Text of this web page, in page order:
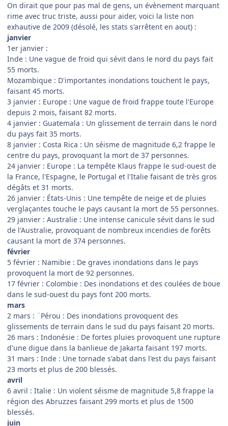
On dirait que pour pas mal de gens, un évènement marquant
rime avec truc triste, aussi pour aider, voici la liste non
exhautive de 2009 (désolé, les stats s'arrêtent en aout) :
janvier
1er janvier :
Inde : Une vague de froid qui sévit dans le nord du pays fait
55 morts.
Mozambique : D'importantes inondations touchent le pays,
faisant 45 morts.
3 janvier : Europe : Une vague de froid frappe toute l'Europe
depuis 2 mois, faisant 82 morts.
4 janvier : Guatemala : Un glissement de terrain dans le nord
du pays fait 35 morts.
8 janvier : Costa Rica : Un séisme de magnitude 6,2 frappe le
centre du pays, provoquant la mort de 37 personnes.
24 janvier : Europe : La tempête Klaus frappe le sud-ouest de
la France, l'Espagne, le Portugal et l'Italie faisant de très gros
dégâts et 31 morts.
26 janvier : États-Unis : Une tempête de neige et de pluies
verglaçantes touche le pays causant la mort de 55 personnes.
29 janvier : Australie : Une intense canicule sévit dans le sud
de l'Australie, provoquant de nombreux incendies de forêts
causant la mort de 374 personnes.
février
5 février : Namibie : De graves inondations dans le pays
provoquent la mort de 92 personnes.
17 février : Colombie : Des inondations et des coulées de boue
dans le sud-ouest du pays font 200 morts.
mars
2 mars : ¨Pérou : Des inondations provoquent des
glissements de terrain dans le sud du pays faisant 20 morts.
26 mars : Indonésie : De fortes pluies provoquent une rupture
d'une digue dans la banlieue de Jakarta faisant 197 morts.
31 mars : Inde : Une tornade s'abat dans l'est du pays faisant
23 morts et plus de 200 blessés.
avril
6 avril : Italie : Un violent séisme de magnitude 5,8 frappe la
région des Abruzzes faisant 299 morts et plus de 1500
blessés.
juin